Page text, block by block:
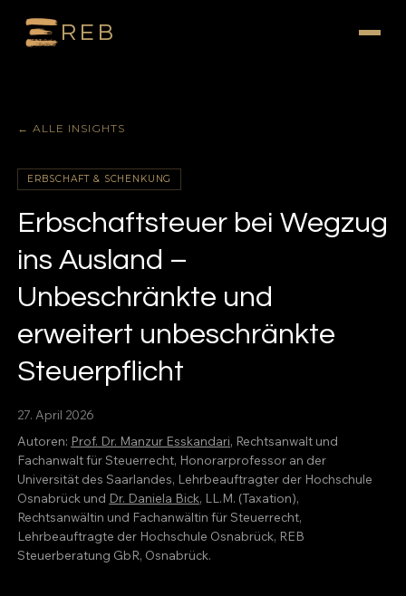
REB
← ALLE INSIGHTS
ERBSCHAFT & SCHENKUNG
Erbschaftsteuer bei Wegzug
ins Ausland –
Unbeschränkte und
erweitert unbeschränkte
Steuerpflicht
27. April 2026
Autoren: Prof. Dr. Manzur Esskandari, Rechtsanwalt und
Fachanwalt für Steuerrecht, Honorarprofessor an der
Universität des Saarlandes, Lehrbeauftragter der Hochschule
Osnabrück und Dr. Daniela Bick, LL.M. (Taxation),
Rechtsanwältin und Fachanwältin für Steuerrecht,
Lehrbeauftragte der Hochschule Osnabrück, REB
Steuerberatung GbR, Osnabrück.